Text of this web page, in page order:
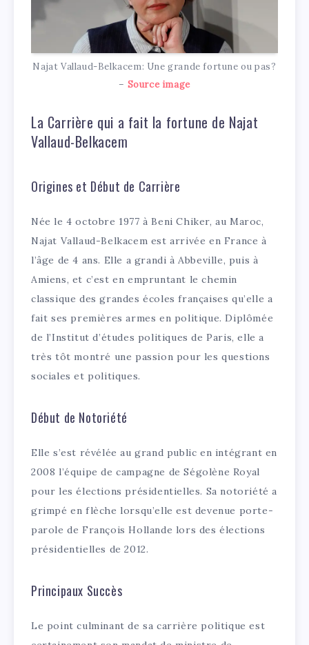
Najat Vallaud-Belkacem: Une grande fortune ou pas?
– Source image
La Carrière qui a fait la fortune de Najat
Vallaud-Belkacem
Origines et Début de Carrière
Née le 4 octobre 1977 à Beni Chiker, au Maroc,
Najat Vallaud-Belkacem est arrivée en France à
l’âge de 4 ans. Elle a grandi à Abbeville, puis à
Amiens, et c’est en empruntant le chemin
classique des grandes écoles françaises qu’elle a
fait ses premières armes en politique. Diplômée
de l’Institut d’études politiques de Paris, elle a
très tôt montré une passion pour les questions
sociales et politiques.
Début de Notoriété
Elle s’est révélée au grand public en intégrant en
2008 l’équipe de campagne de Ségolène Royal
pour les élections présidentielles. Sa notoriété a
grimpé en flèche lorsqu’elle est devenue porte-
parole de François Hollande lors des élections
présidentielles de 2012.
Principaux Succès
Le point culminant de sa carrière politique est